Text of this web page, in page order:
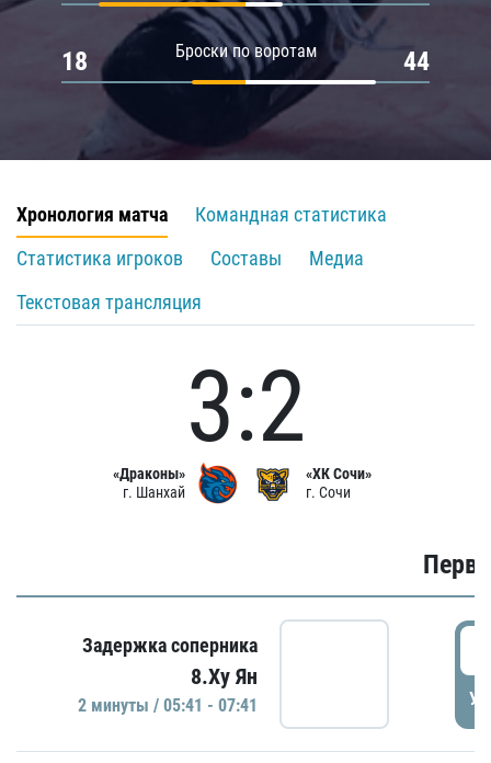
Броски по воротам
18 44
Хронология матча
Командная статистика
Статистика игроков
Составы
Медиа
Текстовая трансляция
«Драконы»
г. Шанхай
3:2
«ХК Сочи»
г. Сочи
Задержка соперника
8.Ху Ян
2 минуты / 05:41 - 07:41